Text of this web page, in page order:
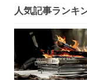
人気記事ランキ